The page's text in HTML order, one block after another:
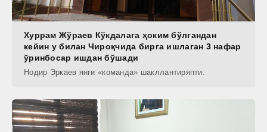
Хуррам Жўраев Кўкдалага ҳоким бўлгандан
кейин у билан Чироқчида бирга ишлаган 3 нафар
ўринбосар ишдан бўшади
Нодир Эркаев янги «команда» шакллантиряпти.